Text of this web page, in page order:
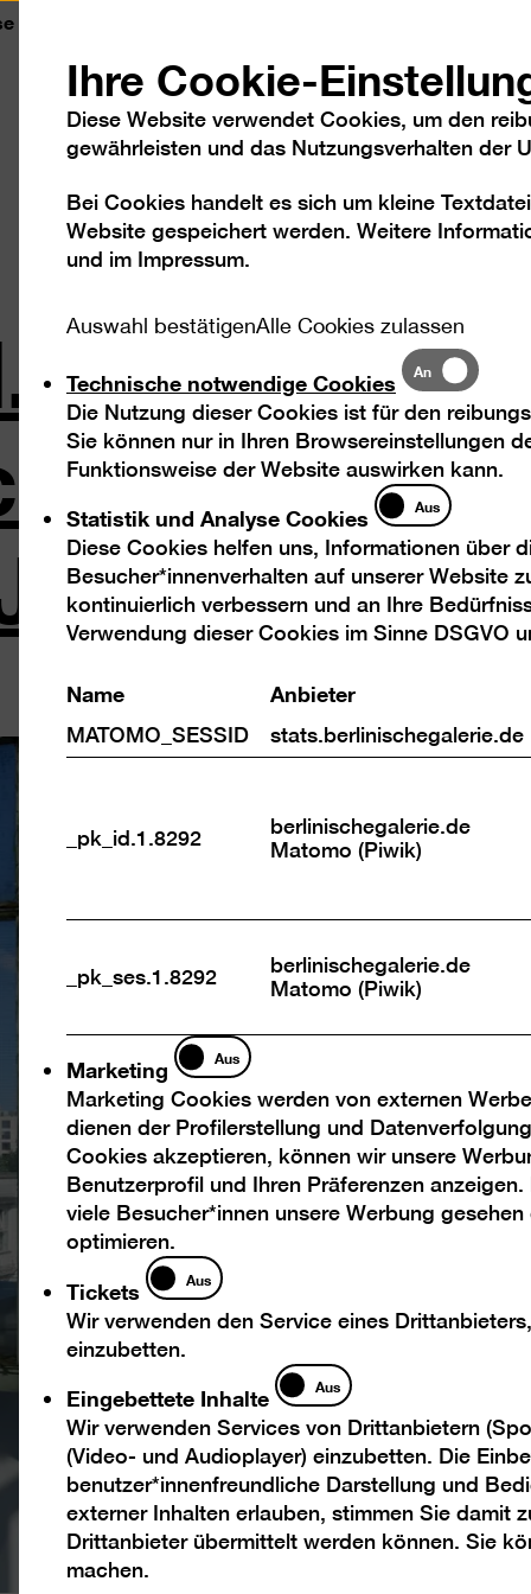
Besuch Ausstellungen
in
Ihre Cookie-
Diese Website verwendet Cookies, um den
gewährleisten und das Nutzungsverhalten der
Bei Cookies handelt es sich um kleine
Website gespeichert werden. Weitere
und im Impressum.
Auswahl bestätigenAlle Cookies zulassen
Technische notwendige Cookies
Technische
notwendige
Cookies
An
Die Nutzung dieser Cookies ist für den
Sie können nur in Ihren Browsereinstellungen
Funktionsweise der Website auswirken kann.
Statistik und Analyse Cookies
Statistik
und
Analyse
Cookies
Aus
Diese Cookies helfen uns, Informationen über
Besucher*innenverhalten auf unserer Website
kontinuierlich verbessern und an Ihre
Verwendung dieser Cookies im Sinne DSGVO
Name Anbieter
MATOMO_SESSID stats.berlinischegalerie.de
_pk_id.1.8292
berlinischegalerie.de
Matomo (Piwik)
_pk_ses.1.8292
berlinischegalerie.de
Matomo (Piwik)
Marketing
Marketing
Aus
Marketing Cookies werden von externen
dienen der Profilerstellung und
Cookies akzeptieren, können wir unsere
Benutzerprofil und Ihren Präferenzen
viele Besucher*innen unsere Werbung
optimieren.
Tickets
Tickets
Aus
Wir verwenden den Service eines
einzubetten.
Eingebettete Inhalte
Eingebettete
Inhalte
Aus
Wir verwenden Services von Drittanbietern
(Video- und Audioplayer) einzubetten. Die
benutzer*innenfreundliche Darstellung und
externer Inhalten erlauben, stimmen Sie damit
Drittanbieter übermittelt werden können. Sie
machen.